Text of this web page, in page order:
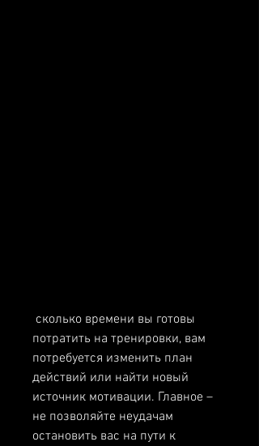
потратить на тренировки, вам
потребуется изменить план
действий или найти новый
источник мотивации. Главное –
не позволяйте неудачам
остановить вас на пути к